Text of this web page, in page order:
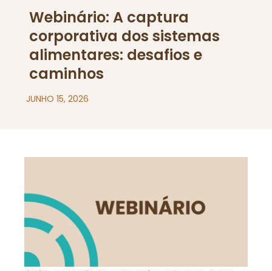
Webinário: A captura
corporativa dos sistemas
alimentares: desafios e
caminhos
JUNHO 15, 2026